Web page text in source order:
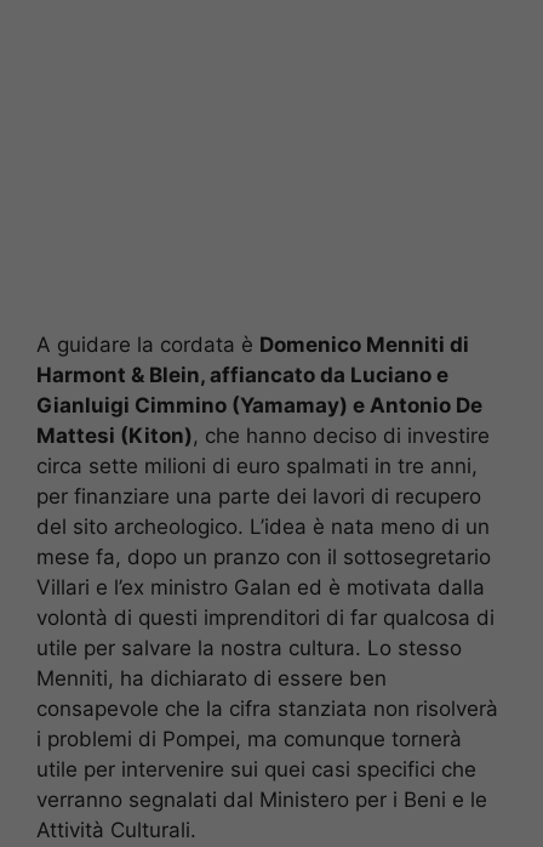
A guidare la cordata è Domenico Menniti di
Harmont & Blein, affiancato da Luciano e
Gianluigi Cimmino (Yamamay) e Antonio De
Mattesi (Kiton), che hanno deciso di investire
circa sette milioni di euro spalmati in tre anni,
per finanziare una parte dei lavori di recupero
del sito archeologico. L’idea è nata meno di un
mese fa, dopo un pranzo con il sottosegretario
Villari e l’ex ministro Galan ed è motivata dalla
volontà di questi imprenditori di far qualcosa di
utile per salvare la nostra cultura. Lo stesso
Menniti, ha dichiarato di essere ben
consapevole che la cifra stanziata non risolverà
i problemi di Pompei, ma comunque tornerà
utile per intervenire sui quei casi specifici che
verranno segnalati dal Ministero per i Beni e le
Attività Culturali.